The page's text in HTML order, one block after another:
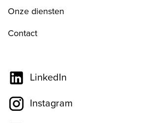
Onze diensten
Contact
LinkedIn
Instagram